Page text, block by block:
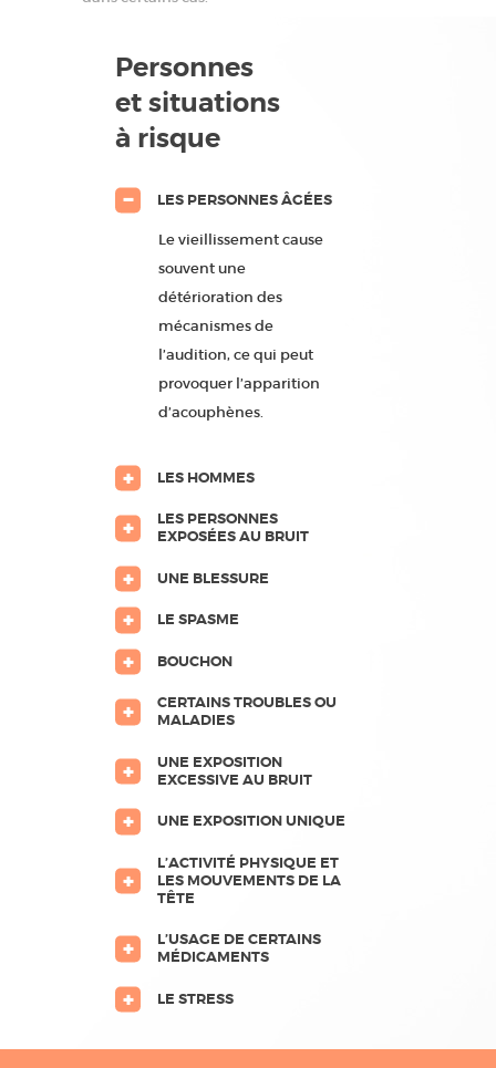
ACCOMPAGNEMENT
Personnes
et situations
à risque
LES PERSONNES ÂGÉES
Le vieillissement cause
souvent une
détérioration des
mécanismes de
l’audition, ce qui peut
provoquer l’apparition
d’acouphènes.
LES HOMMES
LES PERSONNES
EXPOSÉES AU BRUIT
UNE BLESSURE
LE SPASME
BOUCHON
CERTAINS TROUBLES OU
MALADIES
UNE EXPOSITION
EXCESSIVE AU BRUIT
UNE EXPOSITION UNIQUE
L’ACTIVITÉ PHYSIQUE ET
LES MOUVEMENTS DE LA
TÊTE
L’USAGE DE CERTAINS
MÉDICAMENTS
LE STRESS